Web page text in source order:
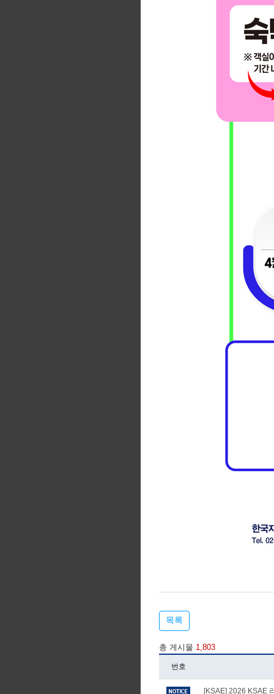
목록
총 게시물 1,803
번호
[KSAE] 2026 KSAE